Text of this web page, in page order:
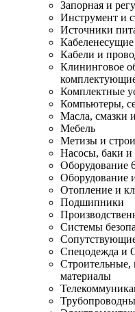
Запорная и
Инструмент и
Источники
Кабели и
Клининговое
Комплектные
Компьютеры,
Масла, смазки
Мебель
Метизы и
Насосы, баки и
Оборудование
Оборудование
Отопление и
Подшипники
Системы
Спецодежда и
Строительные,
материалы